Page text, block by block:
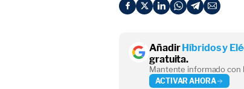
Añadir Híbridos y
gratuita.
Mantente informado con
ACTIVAR AHORA